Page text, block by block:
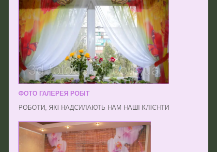
ФОТО ГАЛЕРЕЯ РОБІТ
РОБОТИ, ЯКІ НАДСИЛАЮТЬ НАМ НАШІ КЛІЄНТИ